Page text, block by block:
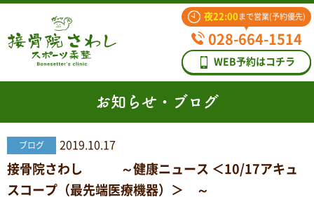
夜22:00 まで営業(予約優先)
028-664-1514
WEB予約はコチラ
お知らせ・ブログ
ブログ 2019.10.17
接骨院さわし ～健康ニュース ＜10/17アキュ
スコープ（最先端医療機器）＞ ～